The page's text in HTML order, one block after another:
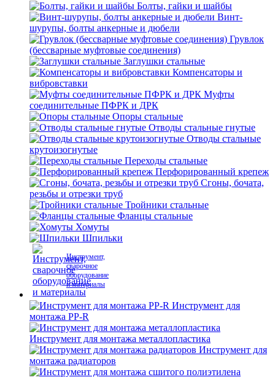
Болты, гайки и шайбы
Винт-
шурупы, болты анкерные и дюбели
Грувлок
(бессварные муфтовые соединения)
Заглушки стальные
Компенсаторы и
вибровставки
Муфты
соединительные ПФРК и ДРК
Опоры стальные
Отводы стальные гнутые
Отводы стальные
крутоизогнутые
Переходы стальные
Перфорированный крепеж
Сгоны, бочата,
резьбы и отрезки труб
Тройники стальные
Фланцы стальные
Хомуты
Шпильки
Инструмент,
сварочное
оборудование
и материалы
Инструмент для
монтажа PP-R
Инструмент для монтажа металлопластика
Инструмент для
монтажа радиаторов